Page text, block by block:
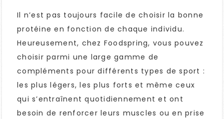
Il n’est pas toujours facile de choisir la bonne
protéine en fonction de chaque individu.
Heureusement, chez Foodspring, vous pouvez
choisir parmi une large gamme de
compléments pour différents types de sport :
les plus légers, les plus forts et même ceux
qui s’entraînent quotidiennement et ont
besoin de renforcer leurs muscles ou en prise